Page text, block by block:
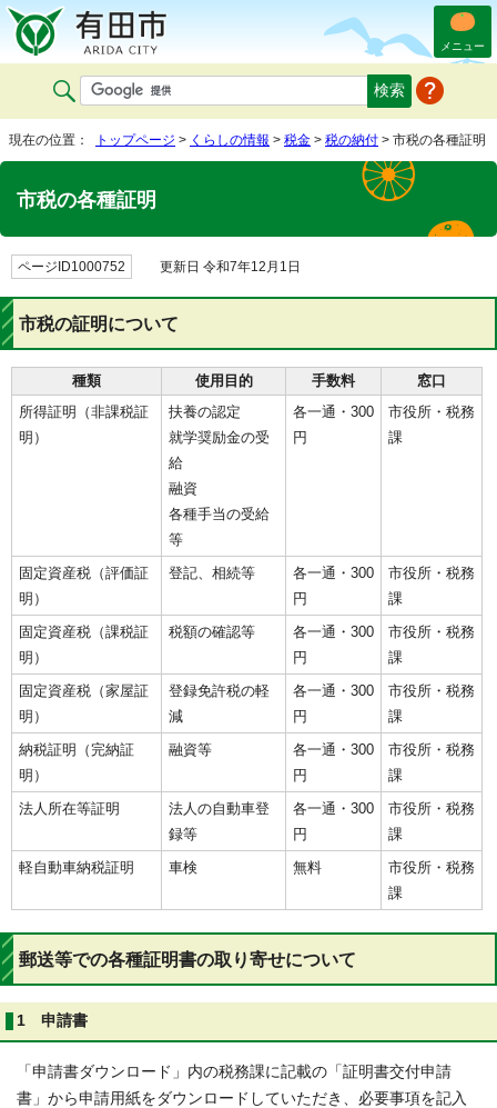
メニュー
現在の位置： トップページ > くらしの情報 > 税金 > 税の納付 > 市税の各種証明
市税の各種証明
ページID1000752 更新日 令和7年12月1日
市税の証明について
種類 使用目的 手数料
窓口
所得証明（非課税証
明）
扶養の認定
就学奨励金の受
給
融資
各種手当の受給
等
各一通・300
円
市役所・税務
課
固定資産税（評価証
明）
登記、相続等
各一通・300
円
市役所・税務
課
固定資産税（課税証
明）
税額の確認等
各一通・300
円
市役所・税務
課
固定資産税（家屋証
明）
登録免許税の軽
減
各一通・300
円
市役所・税務
課
納税証明（完納証
明）
融資等
各一通・300
円
市役所・税務
課
法人所在等証明
法人の自動車登
録等
各一通・300
円
市役所・税務
課
軽自動車納税証明
車検 無料
市役所・税務
課
郵送等での各種証明書の取り寄せについて
1 申請書
「申請書ダウンロード」内の税務課に記載の「証明書交付申請
書」から申請用紙をダウンロードしていただき、必要事項を記入